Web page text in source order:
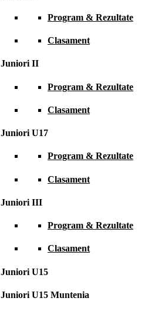
Program & Rezultate
Clasament
Juniori II
Program & Rezultate
Clasament
Juniori U17
Program & Rezultate
Clasament
Juniori III
Program & Rezultate
Clasament
Juniori U15
Juniori U15 Muntenia